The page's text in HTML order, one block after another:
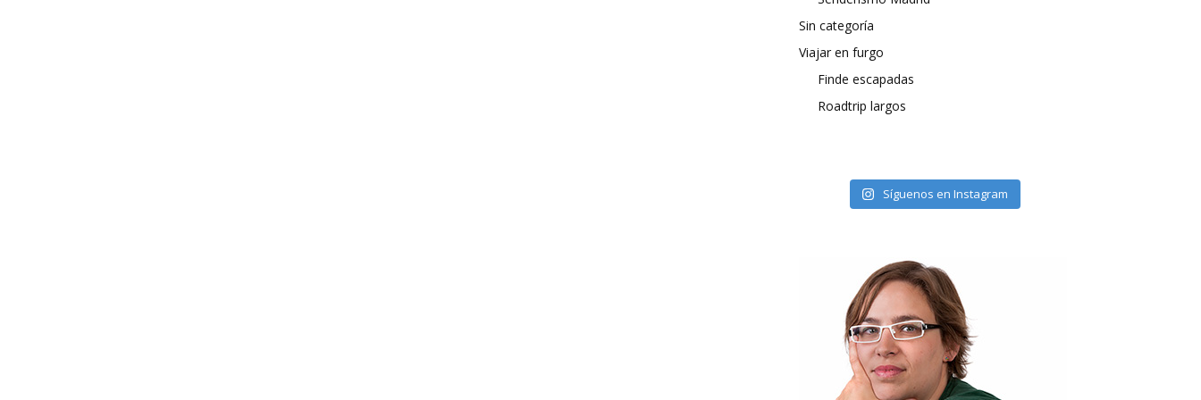
Sin categoría
Viajar en furgo
Finde escapadas
Roadtrip largos
Síguenos en Instagram